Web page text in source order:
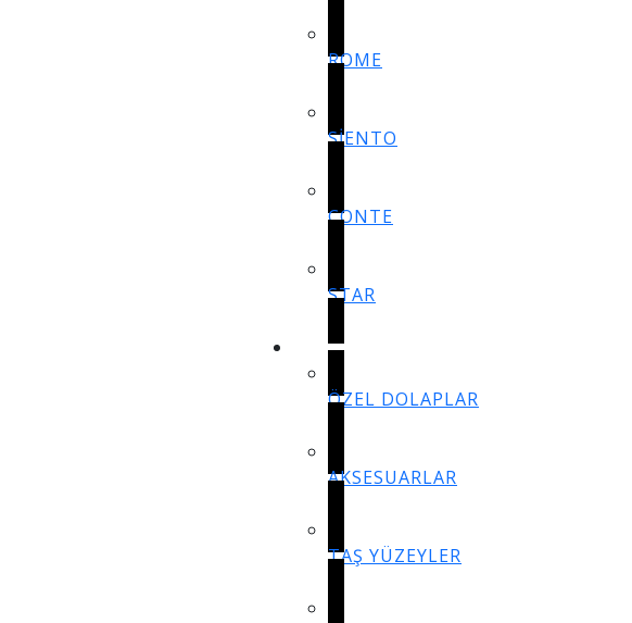
ROME
SİENTO
CONTE
STAR
BİLEŞENLER
ÖZEL DOLAPLAR
AKSESUARLAR
TAŞ YÜZEYLER